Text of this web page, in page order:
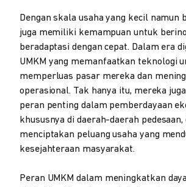
Dengan skala usaha yang kecil namun
juga memiliki kemampuan untuk
beradaptasi dengan cepat. Dalam era
UMKM yang memanfaatkan teknologi
memperluas pasar mereka dan
operasional. Tak hanya itu, mereka
peran penting dalam pemberdayaan
khususnya di daerah-daerah pedesaan,
menciptakan peluang usaha yang
kesejahteraan masyarakat.
Peran UMKM dalam meningkatkan